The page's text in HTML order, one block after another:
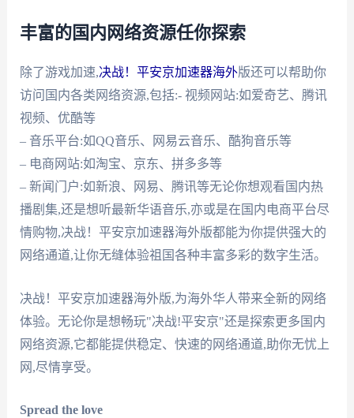
丰富的国内网络资源任你探索
除了游戏加速,决战！平安京加速器海外版还可以帮助你
访问国内各类网络资源,包括:- 视频网站:如爱奇艺、腾讯
视频、优酷等
– 音乐平台:如QQ音乐、网易云音乐、酷狗音乐等
– 电商网站:如淘宝、京东、拼多多等
– 新闻门户:如新浪、网易、腾讯等无论你想观看国内热
播剧集,还是想听最新华语音乐,亦或是在国内电商平台尽
情购物,决战！平安京加速器海外版都能为你提供强大的
网络通道,让你无缝体验祖国各种丰富多彩的数字生活。
决战！平安京加速器海外版,为海外华人带来全新的网络
体验。无论你是想畅玩"决战!平安京"还是探索更多国内
网络资源,它都能提供稳定、快速的网络通道,助你无忧上
网,尽情享受。
Spread the love